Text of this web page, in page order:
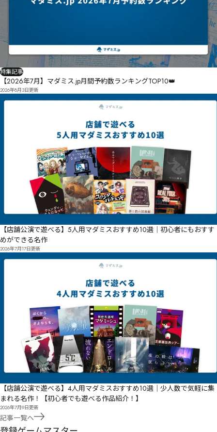
特集記事
【2026年7月】マダミス.jp月間予約数ランキングTOP10👑
2026年8月3日更新
【店舗公演で遊べる】5人用マダミスおすすめ10選｜初心者にもおすす
めができる名作
2026年7月17日更新
【店舗公演で遊べる】4人用マダミスおすすめ10選｜少人数で気軽に集
まれる名作！【初心者でも遊べる作品紹介！】
2026年7月9日更新
記事一覧へ